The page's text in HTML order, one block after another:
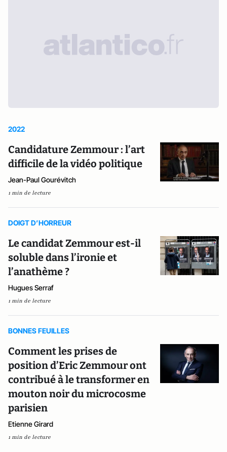
2022
Candidature Zemmour : l’art
difficile de la vidéo politique
Jean-Paul Gourévitch
1 min de lecture
DOIGT D’HORREUR
Le candidat Zemmour est-il
soluble dans l’ironie et
l’anathème ?
Hugues Serraf
1 min de lecture
BONNES FEUILLES
Comment les prises de
position d’Eric Zemmour ont
contribué à le transformer en
mouton noir du microcosme
parisien
Etienne Girard
1 min de lecture